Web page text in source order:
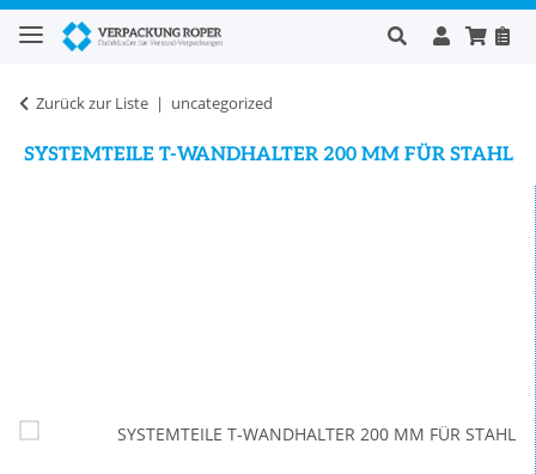
Zurück zur Liste uncategorized
SYSTEMTEILE T-WANDHALTER 200 MM FÜR STAHL